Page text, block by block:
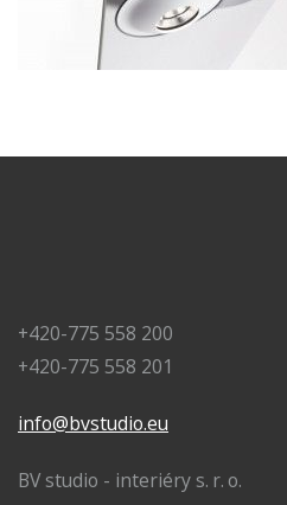
+420-775 558 200
+420-775 558 201
info@bvstudio.eu
BV studio - interiéry s. r. o.